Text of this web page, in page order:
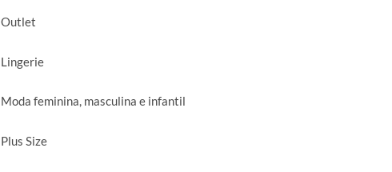
Outlet
Lingerie
Moda feminina, masculina e infantil
Plus Size